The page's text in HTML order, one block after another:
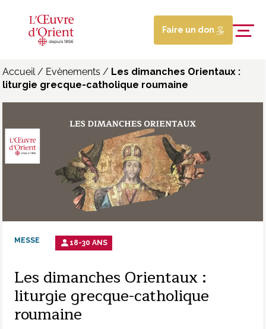
Faire un don
Accueil/ Evènements / Les dimanches Orientaux :
liturgie grecque-catholique roumaine
MESSE 18-30 ANS
Les dimanches Orientaux :
liturgie grecque-catholique
roumaine